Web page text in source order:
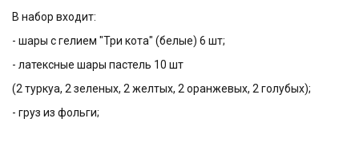
В набор входит:
- шары с гелием "Три кота" (белые) 6 шт;
- латексные шары пастель 10 шт
(2 туркуа, 2 зеленых, 2 желтых, 2 оранжевых, 2 голубых);
- груз из фольги;